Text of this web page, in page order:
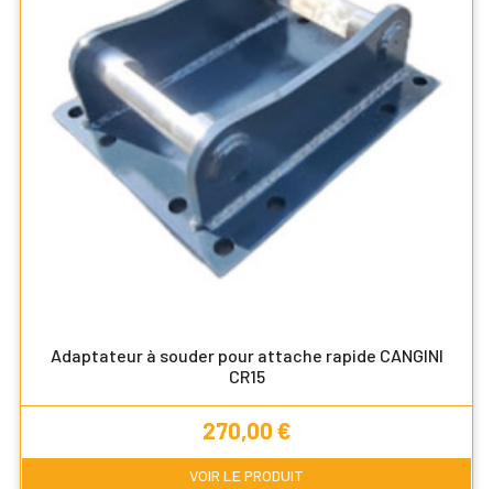
Adaptateur à souder pour attache rapide CANGINI
CR15
Prix
270,00 €
VOIR LE PRODUIT